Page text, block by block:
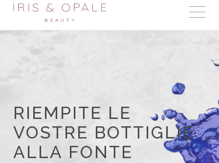
RIEMPITE LE
VOSTRE BOTTIGLIE
ALLA FONTE